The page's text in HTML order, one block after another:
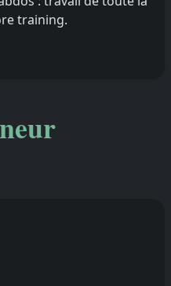
training.